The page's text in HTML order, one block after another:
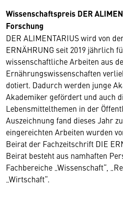
Wissenschaftspreis DER
Forschung
DER ALIMENTARIUS wird von
ERNÄHRUNG seit 2019 jährlich
wissenschaftliche Arbeiten aus
Ernährungswissenschaften
dotiert. Dadurch werden junge
Akademiker gefördert und auch
Lebensmittelthemen in der
Auszeichnung fand dieses Jahr
eingereichten Arbeiten wurden
Beirat der Fachzeitschrift DIE
Beirat besteht aus namhaften
Fachbereiche „Wissenschaft“,
„Wirtschaft“.